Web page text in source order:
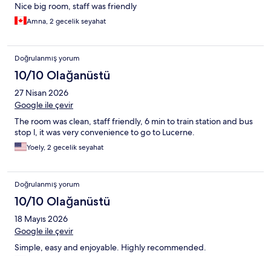
Nice big room, staff was friendly
Amna, 2 gecelik seyahat
Doğrulanmış yorum
10/10 Olağanüstü
27 Nisan 2026
Google ile çevir
The room was clean, staff friendly, 6 min to train station and bus
stop l, it was very convenience to go to Lucerne.
Yoely, 2 gecelik seyahat
Doğrulanmış yorum
10/10 Olağanüstü
18 Mayıs 2026
Google ile çevir
Simple, easy and enjoyable. Highly recommended.